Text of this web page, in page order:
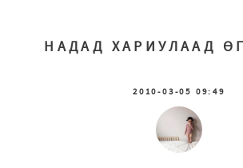
НАДАД ХАРИУЛААД
2010-03-05 09:49